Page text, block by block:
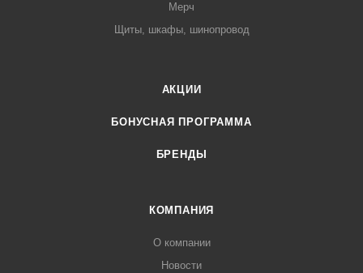
Мерч
Щиты, шкафы, шинопровод
АКЦИИ
БОНУСНАЯ ПРОГРАММА
БРЕНДЫ
КОМПАНИЯ
О компании
Новости